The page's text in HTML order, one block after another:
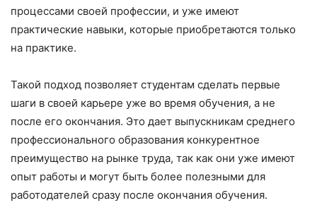
процессами своей профессии, и уже имеют
практические навыки, которые приобретаются только
на практике.
Такой подход позволяет студентам сделать первые
шаги в своей карьере уже во время обучения, а не
после его окончания. Это дает выпускникам среднего
профессионального образования конкурентное
преимущество на рынке труда, так как они уже имеют
опыт работы и могут быть более полезными для
работодателей сразу после окончания обучения.